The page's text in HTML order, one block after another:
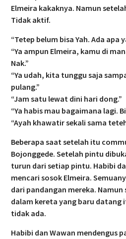
Elmeira kakaknya. Namun
Tidak aktif.
“Tetep belum bisa Yah. Ada apa
“Ya ampun Elmeira, kamu di
Nak.”
“Ya udah, kita tunggu saja
pulang.”
“Jam satu lewat dini hari dong.”
“Ya habis mau bagaimana lagi.
“Ayah khawatir sekali sama
Beberapa saat setelah itu
Bojonggede. Setelah pintu
turun dari setiap pintu. Habibi
mencari sosok Elmeira.
dari pandangan mereka.
dalam kereta yang baru datang
tidak ada.
Habibi dan Wawan mendengus